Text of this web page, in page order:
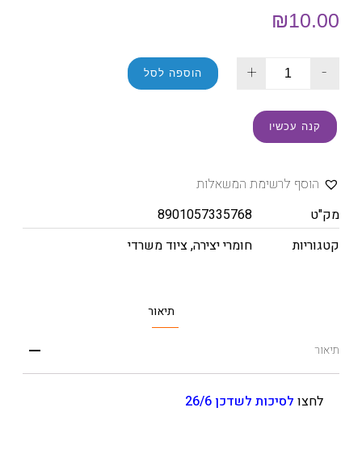
₪10.00
-
+ הוספה לסל
קנה עכשיו
הוסף לרשימת המשאלות
מק"ט
8901057335768
קטגוריות
חומרי יצירה,ציוד משרדי
תיאור
תיאור
לחצו לסיכות לשדכן 26/6